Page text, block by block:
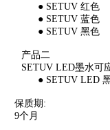
● SETUV 红色
● SETUV 蓝色
● SETUV 黑色
产品二
SETUV LED墨水可
● SETUV LED
保质期 :
9个月